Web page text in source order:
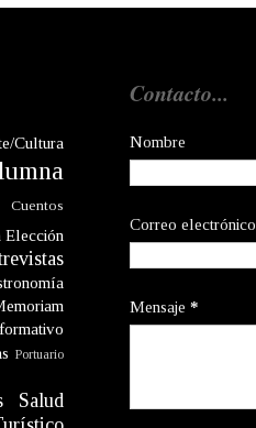
Cultura
Cuentos
Elección
Portuario
Salud
Contacto...
Nombre
Correo electrónico
Mensaje *